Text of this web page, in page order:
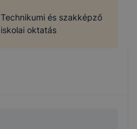
Technikumi és szakképző
iskolai oktatás